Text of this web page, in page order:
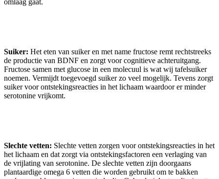
Suiker: Het eten van suiker en met name fructose remt rechtstreeks
de productie van BDNF en zorgt voor cognitieve achteruitgang.
Fructose samen met glucose in een molecuul is wat wij tafelsuiker
noemen. Vermijdt toegevoegd suiker zo veel mogelijk. Tevens zorgt
suiker voor ontstekingsreacties in het lichaam waardoor er minder
serotonine vrijkomt.
Slechte vetten: Slechte vetten zorgen voor ontstekingsreacties in het
het lichaam en dat zorgt via ontstekingsfactoren een verlaging van
de vrijlating van serotonine. De slechte vetten zijn doorgaans
plantaardige omega 6 vetten die worden gebruikt om te bakken